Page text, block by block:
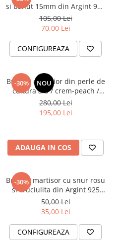
si banut 15mm din Argint 925
- Pentru mame in devenire
105,00 Lei
70,00 Lei
CONFIGUREAZA
-30% NOU
Bratara de picior din perle de
cultura alb / crem-peach /
negre si steluta de mare
Argint / Argint placatu cu Aur
18K
280,00 Lei
195,00 Lei
ADAUGA IN COS
-30%
Bratara martisor cu snur rosu
si cruciulita din Argint 925
suflat cu Aur 18K
50,00 Lei
35,00 Lei
CONFIGUREAZA